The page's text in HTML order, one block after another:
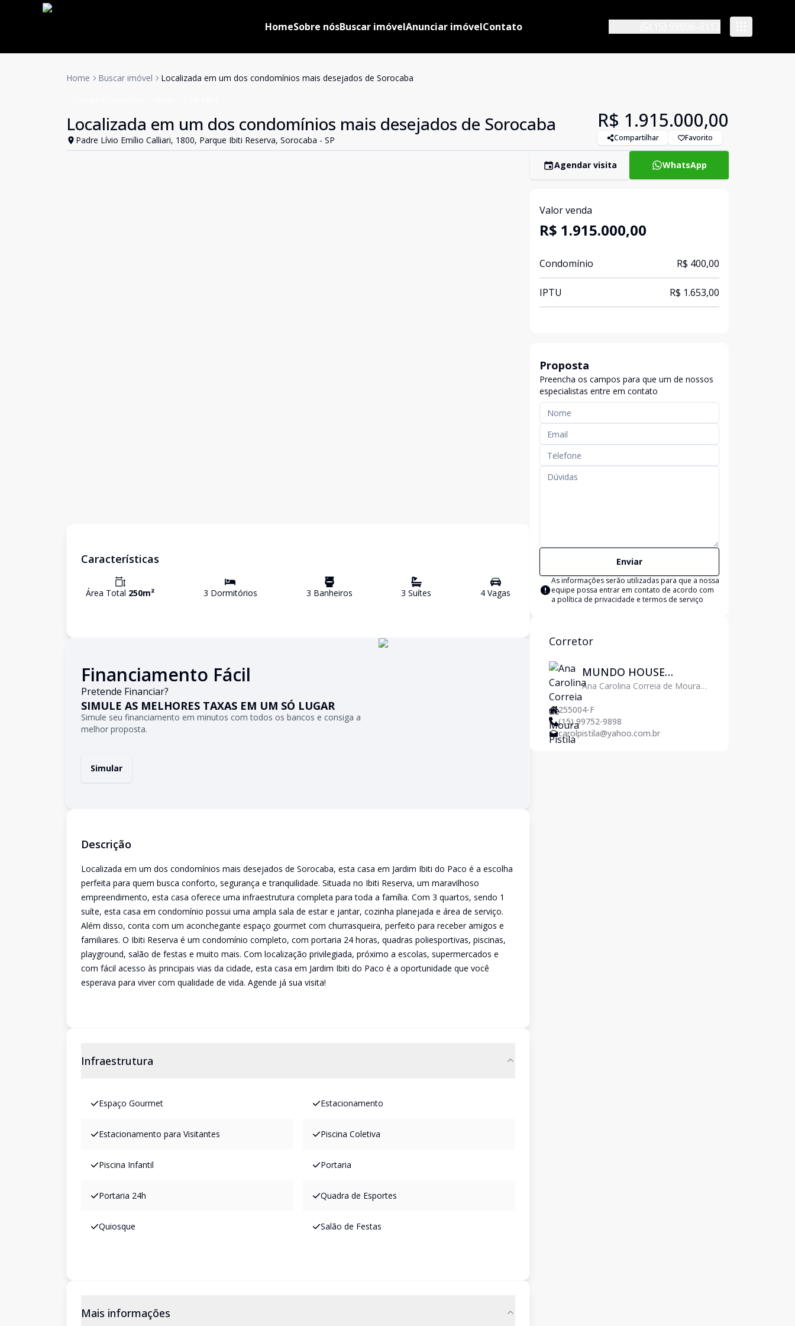
HomeSobre nósBuscar imóvelAnunciar imóvelContato
Home Buscar imóvel Localizada em um dos condomínios mais desejados de Sorocaba
Localizada em um dos condomínios mais desejados de Sorocaba
Padre Lívio Emílio Calliari, 1800, Parque Ibiti Reserva, Sorocaba - SP
R$ 1.915.000,00
Compartilhar Favorito
Características
Área Total 250m² 3 Dormitórios 3 Banheiros 3 Suítes 4 Vagas
Financiamento Fácil
Pretende Financiar?
SIMULE AS MELHORES TAXAS EM UM SÓ LUGAR
Simule seu financiamento em minutos com todos os bancos e consiga a
melhor proposta.
Simular
Descrição
Localizada em um dos condomínios mais desejados de Sorocaba, esta casa em Jardim Ibiti do Paco é a escolha
perfeita para quem busca conforto, segurança e tranquilidade. Situada no Ibiti Reserva, um maravilhoso
empreendimento, esta casa oferece uma infraestrutura completa para toda a família. Com 3 quartos, sendo 1
suíte, esta casa em condomínio possui uma ampla sala de estar e jantar, cozinha planejada e área de serviço.
Além disso, conta com um aconchegante espaço gourmet com churrasqueira, perfeito para receber amigos e
familiares. O Ibiti Reserva é um condomínio completo, com portaria 24 horas, quadras poliesportivas, piscinas,
playground, salão de festas e muito mais. Com localização privilegiada, próximo a escolas, supermercados e
com fácil acesso às principais vias da cidade, esta casa em Jardim Ibiti do Paco é a oportunidade que você
esperava para viver com qualidade de vida. Agende já sua visita!
Infraestrutura
Espaço Gourmet Estacionamento
Estacionamento para Visitantes Piscina Coletiva
Piscina Infantil Portaria
Portaria 24h Quadra de Esportes
Quiosque Salão de Festas
Mais informações
Agendar visita WhatsApp
Valor venda
R$ 1.915.000,00
Condomínio R$ 400,00
IPTU R$ 1.653,00
Proposta
Preencha os campos para que um de nossos
especialistas entre em contato
Enviar
As informações serão utilizadas para que a nossa
equipe possa entrar em contato de acordo com
a política de privacidade e termos de serviço
Corretor
MUNDO HOUSE
AGENTES IMOBILIÁRIOS
Ana Carolina Correia de Moura
255004-F
(15) 99752-9898
carolpistila@yahoo.com.br